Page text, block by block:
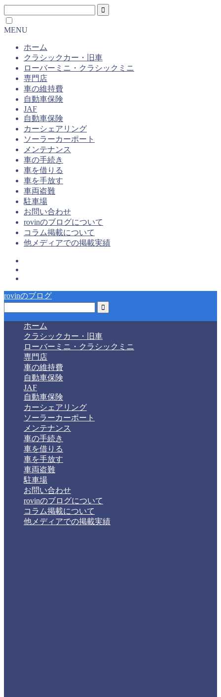
MENU
ホーム
クラシックカー・旧車
ローバーミニ・クラシックミニ
専門店
車の維持費
自動車保険
JAF
自動車保険
カーシェアリング
ソーラーカーポート
メンテナンス
車の手続き
車を借りる
車を手放す
車両盗難
駐車場
お問い合わせ
rovinのブログについて
コラム掲載について
他メディアでの掲載実績
rovinのブログ
ホーム
クラシックカー・旧車
ローバーミニ・クラシックミニ
専門店
車の維持費
自動車保険
JAF
自動車保険
カーシェアリング
ソーラーカーポート
メンテナンス
車の手続き
車を借りる
車を手放す
車両盗難
駐車場
お問い合わせ
rovinのブログについて
コラム掲載について
他メディアでの掲載実績